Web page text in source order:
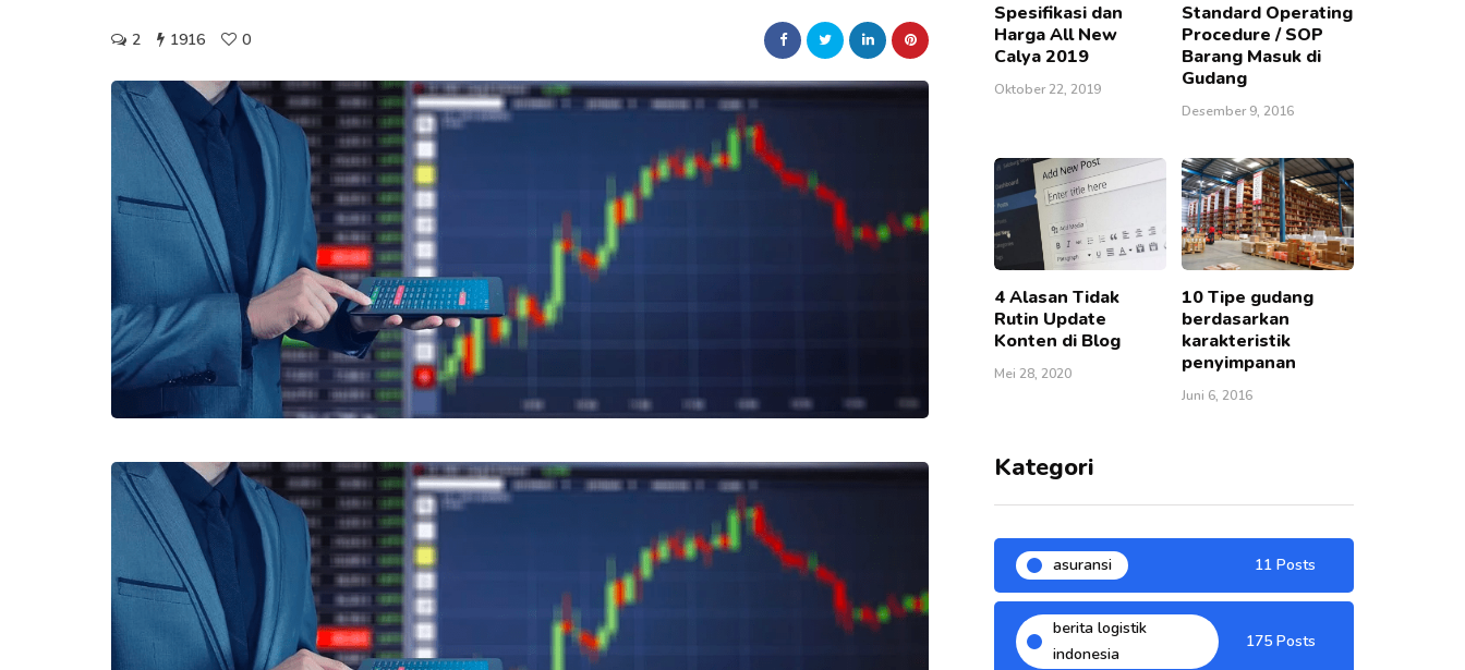
2 1916 0
Spesifikasi dan
Harga All New
Calya 2019
Oktober 22, 2019
Standard Operating
Procedure / SOP
Barang Masuk di
Gudang
Desember 9, 2016
4 Alasan Tidak
Rutin Update
Konten di Blog
Mei 28, 2020
10 Tipe gudang
berdasarkan
karakteristik
penyimpanan
Juni 6, 2016
Kategori
asuransi 11 Posts
berita logistik
indonesia
175 Posts